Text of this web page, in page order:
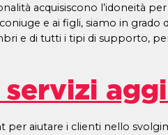
acquisiscono l’idoneità
e ai figli, siamo in
e di tutti i tipi di supporto,
aiutare i clienti nello